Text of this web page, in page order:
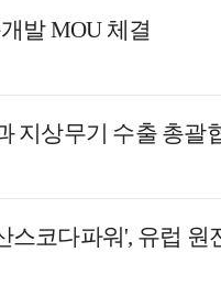
발 MOU 체결
지상무기 수출 총괄
스코다파워', 유럽 원